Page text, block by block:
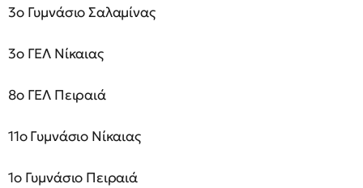
3ο Γυμνάσιο Σαλαμίνας
3ο ΓΕΛ Νίκαιας
8ο ΓΕΛ Πειραιά
11ο Γυμνάσιο Νίκαιας
1ο Γυμνάσιο Πειραιά